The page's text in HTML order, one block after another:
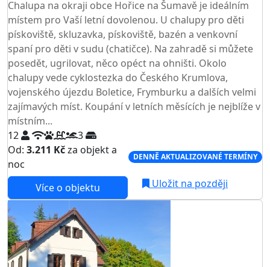
Chalupa na okraji obce Hořice na Šumavě je ideálním
místem pro Vaší letní dovolenou. U chalupy pro děti
pískoviště, skluzavka, pískoviště, bazén a venkovní
spaní pro děti v sudu (chatičce). Na zahradě si můžete
posedět, ugrilovat, něco opéct na ohništi. Okolo
chalupy vede cyklostezka do Českého Krumlova,
vojenského újezdu Boletice, Frymburku a dalších velmi
zajímavých míst. Koupání v letních měsících je nejblíže v
místním...
12
3
Od: 3.211 Kčza objekt a
noc
DENNĚ AKTUALIZOVANÉ TERMÍNY
Více o objektu Uložit na později